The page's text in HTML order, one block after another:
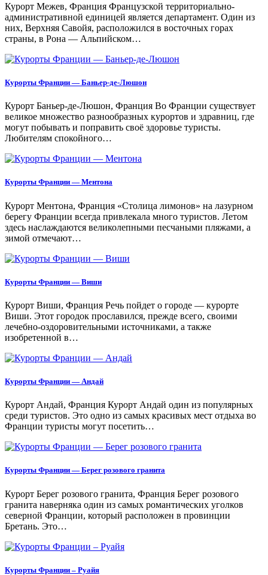
Курорт Межев, Франция Французской территориально-
административной единицей является департамент. Один из
них, Верхняя Савойя, расположился в восточных горах
страны, в Рона — Альпийском…
Курорты Франции — Баньер-де-Люшон
Курорт Баньер-де-Люшон, Франция Во Франции существует
великое множество разнообразных курортов и здравниц, где
могут побывать и поправить своё здоровье туристы.
Любителям спокойного…
Курорты Франции — Ментона
Курорт Ментона, Франция «Столица лимонов» на лазурном
берегу Франции всегда привлекала много туристов. Летом
здесь наслаждаются великолепными песчаными пляжами, а
зимой отмечают…
Курорты Франции — Виши
Курорт Виши, Франция Речь пойдет о городе — курорте
Виши. Этот городок прославился, прежде всего, своими
лечебно-оздоровительными источниками, а также
изобретенной в…
Курорты Франции — Андай
Курорт Андай, Франция Курорт Андай один из популярных
среди туристов. Это одно из самых красивых мест отдыха во
Франции туристы могут посетить…
Курорты Франции — Берег розового гранита
Курорт Берег розового гранита, Франция Берег розового
гранита наверняка один из самых романтических уголков
северной Франции, который расположен в провинции
Бретань. Это…
Курорты Франции – Руайя